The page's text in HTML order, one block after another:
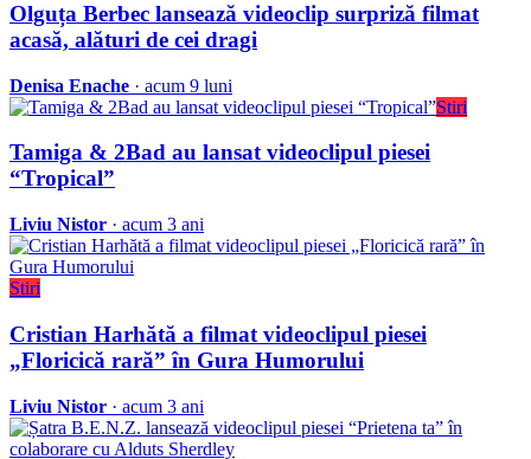
Olguța Berbec lansează videoclip surpriză filmat
acasă, alături de cei dragi
Denisa Enache · acum 9 luni
Stiri
Tamiga & 2Bad au lansat videoclipul piesei
“Tropical”
Liviu Nistor · acum 3 ani
Stiri
Cristian Harhătă a filmat videoclipul piesei
„Floricică rară” în Gura Humorului
Liviu Nistor · acum 3 ani